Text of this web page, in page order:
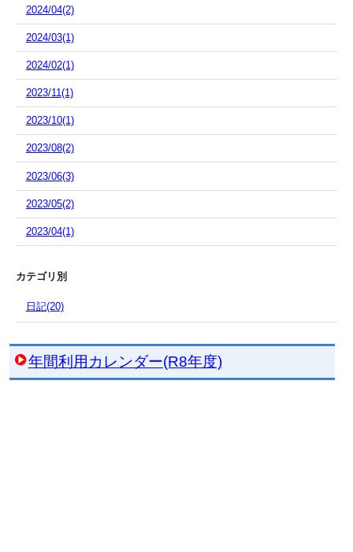
2024/04(2)
2024/03(1)
2024/02(1)
2023/11(1)
2023/10(1)
2023/08(2)
2023/06(3)
2023/05(2)
2023/04(1)
カテゴリ別
日記(20)
年間利用カレンダー(R8年度)